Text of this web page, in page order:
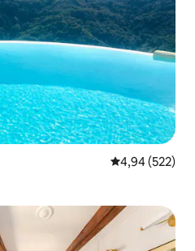
Prosječna
4,94 (522)